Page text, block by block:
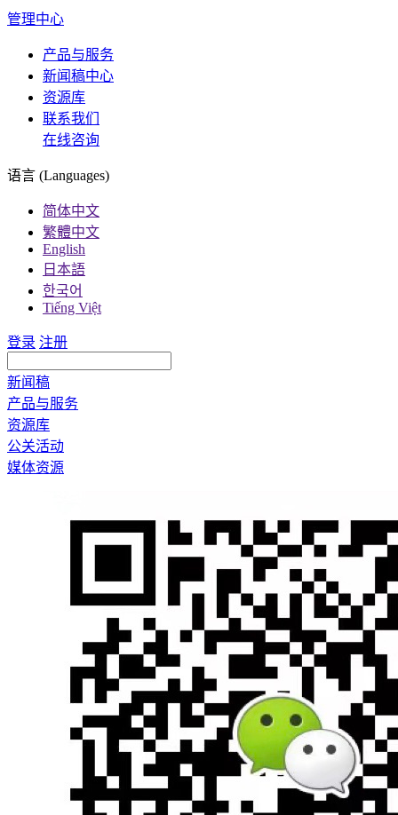
管理中心
产品与服务
新闻稿中心
资源库
联系我们
在线咨询
语言 (Languages)
简体中文
繁體中文
English
日本語
한국어
Tiếng Việt
登录 注册
新闻稿
产品与服务
资源库
公关活动
媒体资源